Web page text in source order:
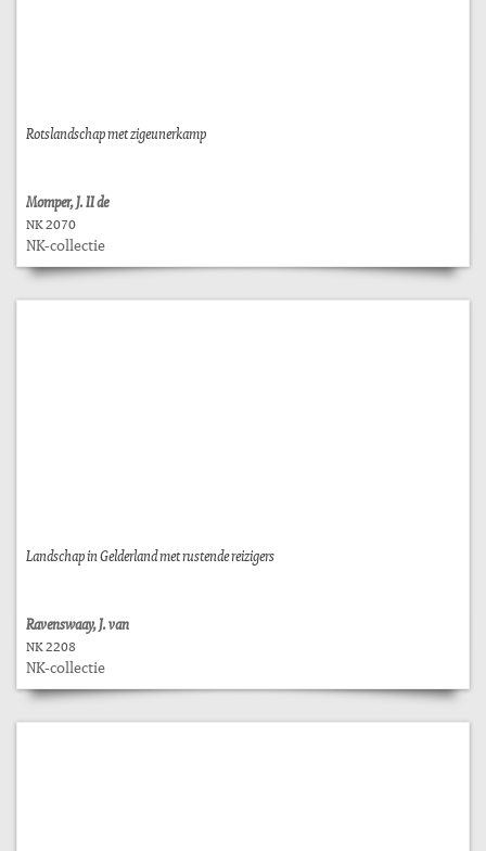
Rotslandschap met zigeunerkamp
Momper, J. II de
NK 2070
NK-collectie
Landschap in Gelderland met rustende reizigers
Ravenswaay, J. van
NK 2208
NK-collectie